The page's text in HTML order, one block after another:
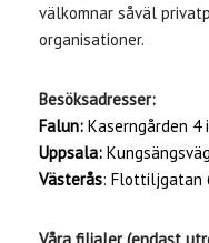
välkomnar såväl
organisationer.
Besöksadresser:
Falun: Kaserngården 4
Uppsala:
Västerås: Flottiljgatan
Våra filialer (endast